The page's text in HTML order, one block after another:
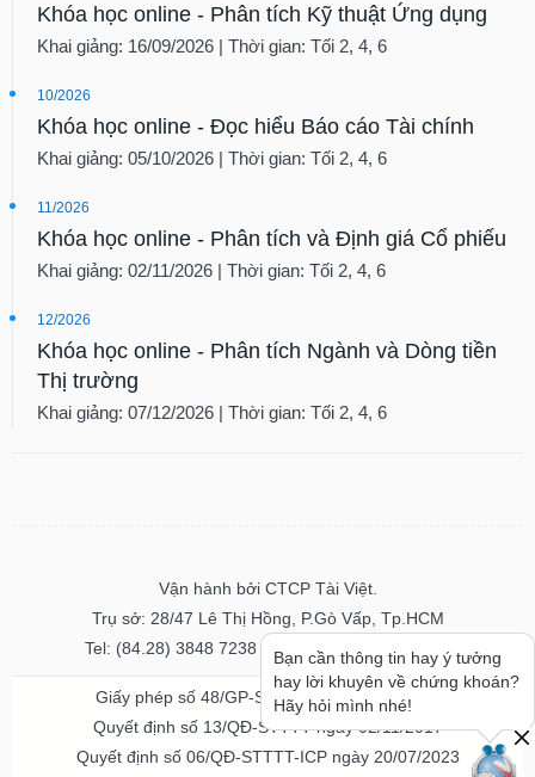
Khóa học online - Phân tích Kỹ thuật Ứng dụng
Khai giảng: 16/09/2026 | Thời gian: Tối 2, 4, 6
10/2026
Khóa học online - Đọc hiểu Báo cáo Tài chính
Khai giảng: 05/10/2026 | Thời gian: Tối 2, 4, 6
11/2026
Khóa học online - Phân tích và Định giá Cổ phiếu
Khai giảng: 02/11/2026 | Thời gian: Tối 2, 4, 6
12/2026
Khóa học online - Phân tích Ngành và Dòng tiền
Thị trường
Khai giảng: 07/12/2026 | Thời gian: Tối 2, 4, 6
Vận hành bởi CTCP Tài Việt.
Trụ sở: 28/47 Lê Thị Hồng, P.Gò Vấp, Tp.HCM
Tel: (84.28) 3848 7238 - Fax: (84.28) 3848 7237
Giấy phép số 48/GP-STTTT ngày 04/11/2016
Quyết định số 13/QĐ-STTTT ngày 02/11/2017
Quyết định số 06/QĐ-STTTT-ICP ngày 20/07/2023
Bạn cần thông tin hay ý tưởng
hay lời khuyên về chứng khoán?
Hãy hỏi mình nhé!